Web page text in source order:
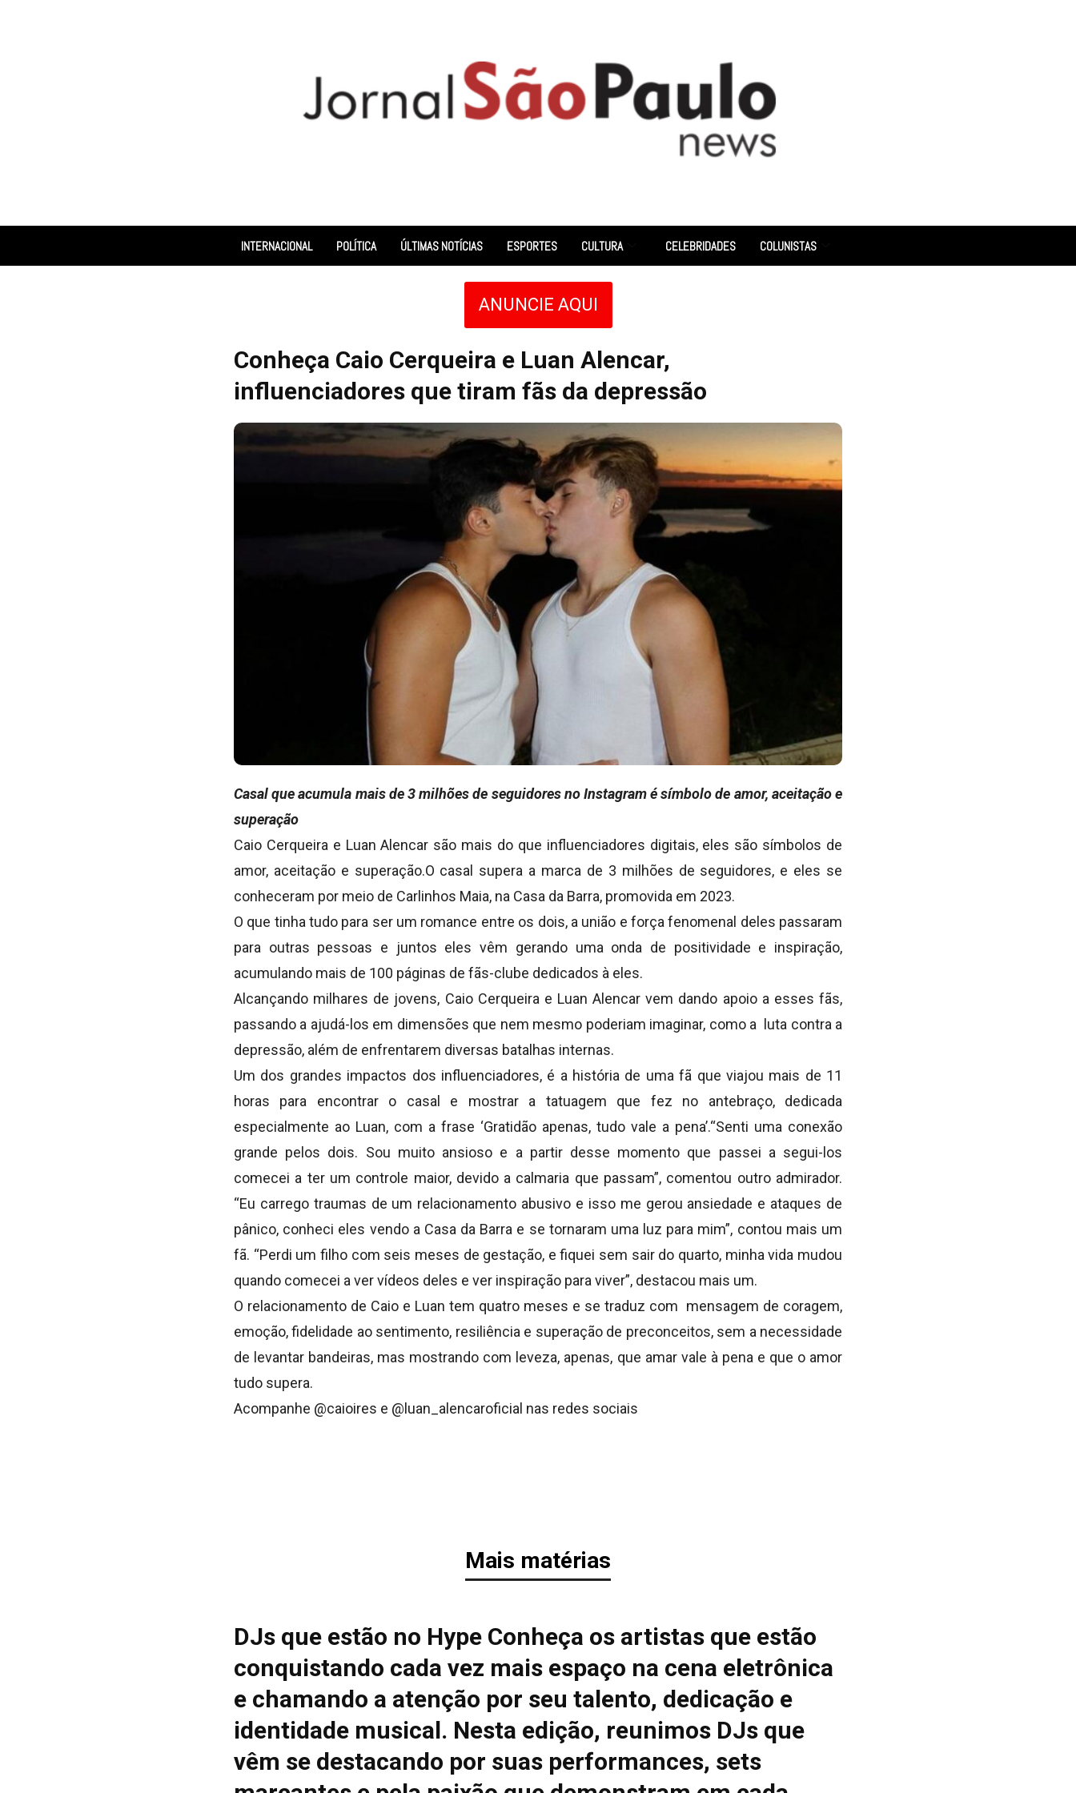
INTERNACIONAL POLÍTICA ÚLTIMAS NOTÍCIAS ESPORTES CULTURA CELEBRIDADES COLUNISTAS
ANUNCIE AQUI
Conheça Caio Cerqueira e Luan Alencar,
influenciadores que tiram fãs da depressão
Casal que acumula mais de 3 milhões de seguidores no Instagram é símbolo de amor, aceitação e
superação
Caio Cerqueira e Luan Alencar são mais do que influenciadores digitais, eles são símbolos de
amor, aceitação e superação.O casal supera a marca de 3 milhões de seguidores, e eles se
conheceram por meio de Carlinhos Maia, na Casa da Barra, promovida em 2023.
O que tinha tudo para ser um romance entre os dois, a união e força fenomenal deles passaram
para outras pessoas e juntos eles vêm gerando uma onda de positividade e inspiração,
acumulando mais de 100 páginas de fãs-clube dedicados à eles.
Alcançando milhares de jovens, Caio Cerqueira e Luan Alencar vem dando apoio a esses fãs,
passando a ajudá-los em dimensões que nem mesmo poderiam imaginar, como a luta contra a
depressão, além de enfrentarem diversas batalhas internas.
Um dos grandes impactos dos influenciadores, é a história de uma fã que viajou mais de 11
horas para encontrar o casal e mostrar a tatuagem que fez no antebraço, dedicada
especialmente ao Luan, com a frase ‘Gratidão apenas, tudo vale a pena’.“Senti uma conexão
grande pelos dois. Sou muito ansioso e a partir desse momento que passei a segui-los
comecei a ter um controle maior, devido a calmaria que passam”, comentou outro admirador.
“Eu carrego traumas de um relacionamento abusivo e isso me gerou ansiedade e ataques de
pânico, conheci eles vendo a Casa da Barra e se tornaram uma luz para mim”, contou mais um
fã. “Perdi um filho com seis meses de gestação, e fiquei sem sair do quarto, minha vida mudou
quando comecei a ver vídeos deles e ver inspiração para viver”, destacou mais um.
O relacionamento de Caio e Luan tem quatro meses e se traduz com mensagem de coragem,
emoção, fidelidade ao sentimento, resiliência e superação de preconceitos, sem a necessidade
de levantar bandeiras, mas mostrando com leveza, apenas, que amar vale à pena e que o amor
tudo supera.
Acompanhe @caioires e @luan_alencaroficial nas redes sociais
Mais matérias
DJs que estão no Hype Conheça os artistas que estão
conquistando cada vez mais espaço na cena eletrônica
e chamando a atenção por seu talento, dedicação e
identidade musical. Nesta edição, reunimos DJs que
vêm se destacando por suas performances, sets